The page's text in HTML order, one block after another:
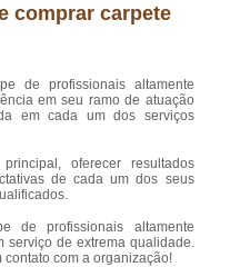
comprar carpete
de profissionais altamente
em seu ramo de atuação
em cada um dos serviços
oferecer resultados
de cada um dos seus
de profissionais altamente
serviço de extrema qualidade.
com a organização!